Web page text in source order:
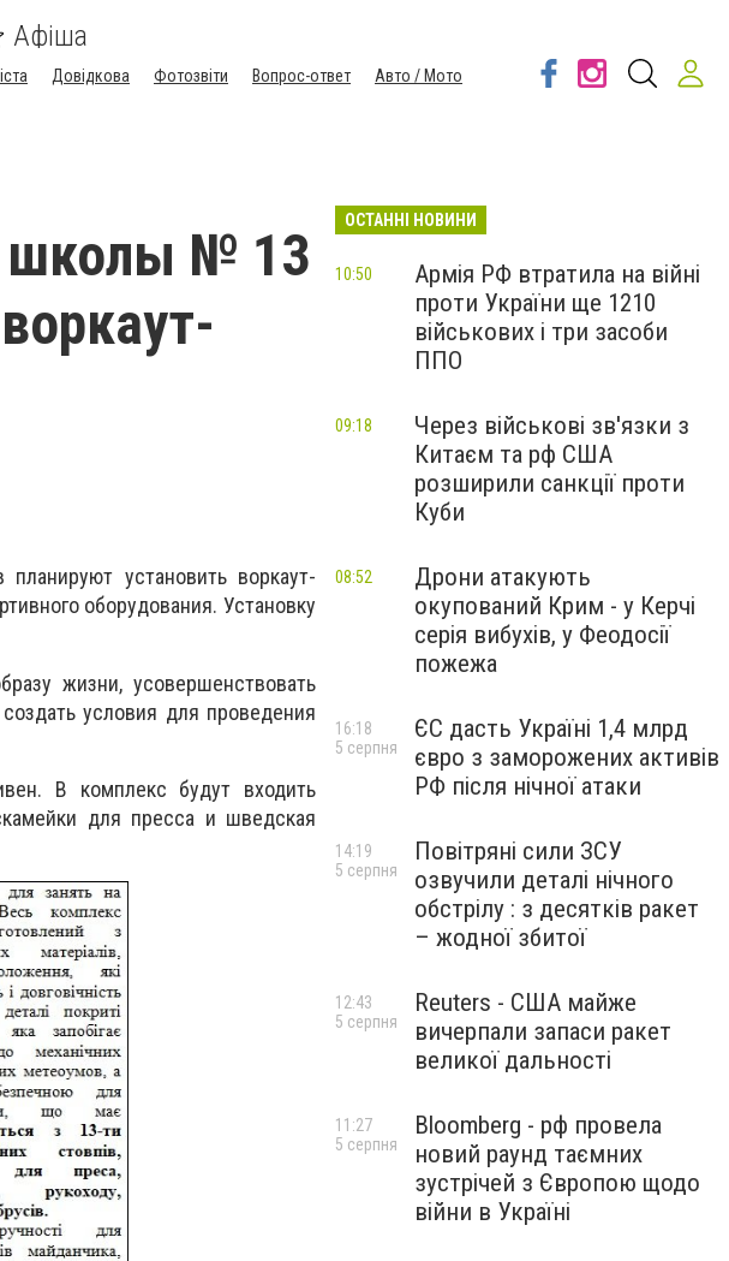
Афіша
Довідкова Фотозвіти Вопрос-ответ
Авто / Мото
школы № 13
установить воркаут-
оборудования. Установку
жизни, усовершенствовать
условия для проведения
В комплекс будут входить
для пресса и шведская
ОСТАННІ НОВИНИ
Армія РФ втратила на війні
проти України ще 1210
військових і три засоби
ППО
10:50
Через військові зв'язки з
Китаєм та рф США
розширили санкції проти
Куби
09:18
Дрони атакують
окупований Крим - у Керчі
серія вибухів, у Феодосії
пожежа
08:52
ЄС дасть Україні 1,4 млрд
євро з заморожених активів
РФ після нічної атаки
16:18
5 серпня
Повітряні сили ЗСУ
озвучили деталі нічного
обстрілу : з десятків ракет
– жодної збитої
14:19
5 серпня
Reuters - США майже
вичерпали запаси ракет
великої дальності
12:43
5 серпня
Bloomberg - рф провела
новий раунд таємних
зустрічей з Європою щодо
війни в Україні
11:27
5 серпня